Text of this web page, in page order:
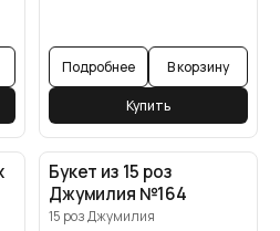
Подробнее В корзину
Купить
Букет из 15 роз
Джумилия №164
15 роз Джумилия